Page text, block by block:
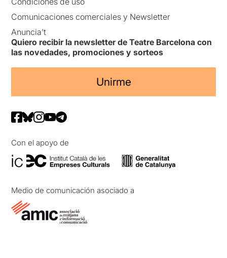
Comunicaciones comerciales y Newsletter
Anuncia’t
Quiero recibir la newsletter de Teatre Barcelona con
las novedades, promociones y sorteos
Unirme
Con el apoyo de
Medio de comunicación asociado a